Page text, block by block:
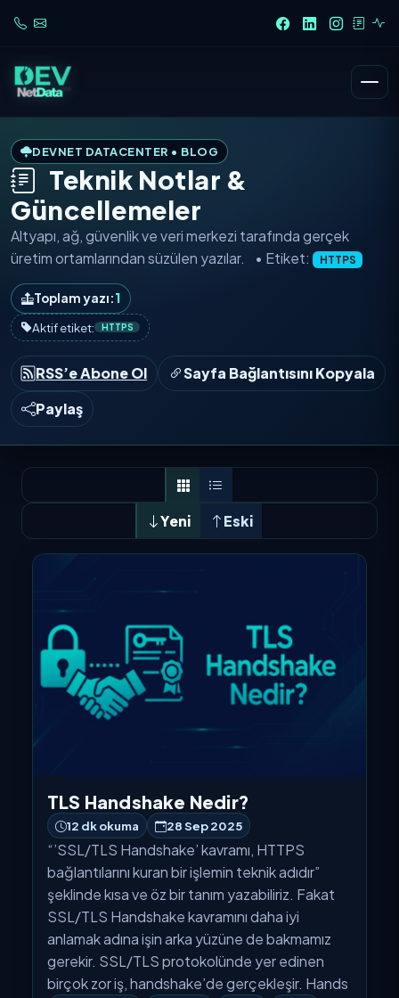
DEVNET DATACENTER • BLOG
Teknik Notlar &
Güncellemeler
Altyapı, ağ, güvenlik ve veri merkezi tarafında gerçek
üretim ortamlarından süzülen yazılar. • Etiket: HTTPS
Toplam yazı:1
Aktif etiket:
HTTPS
RSS’e Abone Ol
Sayfa Bağlantısını Kopyala
Paylaş
Yeni Eski
TLS Handshake Nedir?
12 dk okuma 28 Sep 2025
“’SSL/TLS Handshake’ kavramı, HTTPS
bağlantılarını kuran bir işlemin teknik adıdır”
şeklinde kısa ve öz bir tanım yazabiliriz. Fakat
SSL/TLS Handshake kavramını daha iyi
anlamak adına işin arka yüzüne de bakmamız
gerekir. SSL/TLS protokolünde yer edinen
birçok zor iş, handshake’de gerçekleşir. Hands